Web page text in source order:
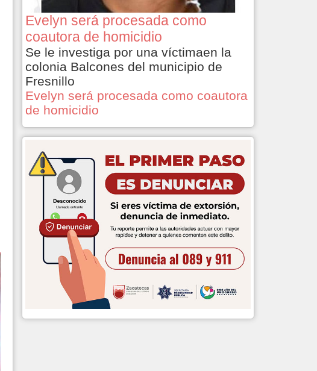
Evelyn será procesada como
coautora de homicidio
Se le investiga por una víctimaen la
colonia Balcones del municipio de
Fresnillo
Evelyn será procesada como coautora
de homicidio